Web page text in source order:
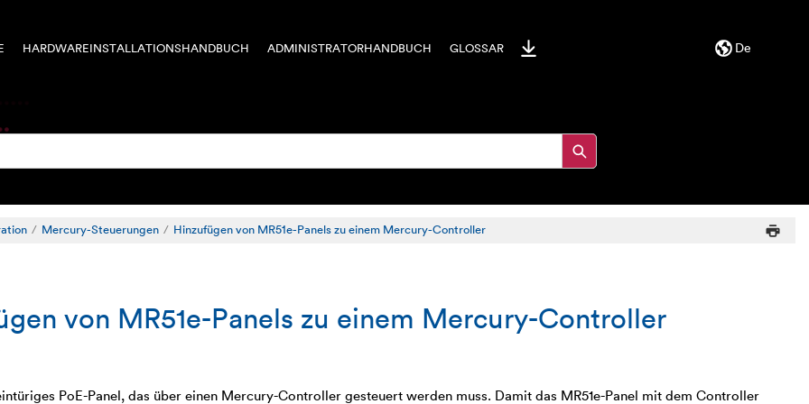
De
HARDWAREINSTALLATIONSHANDBUCH ADMINISTRATORHANDBUCH GLOSSAR
Mercury-Steuerungen Hinzufügen von MR51e-Panels zu einem Mercury-Controller
von MR51e-Panels zu einem Mercury-Controller
PoE-Panel, das über einen Mercury-Controller gesteuert werden muss. Damit das MR51e-Panel mit dem Controller